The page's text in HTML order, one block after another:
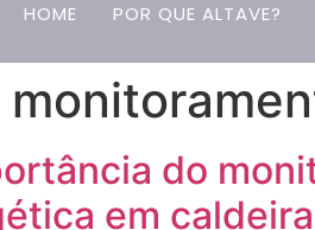
HOME POR QUE ALTAVE?
do
em